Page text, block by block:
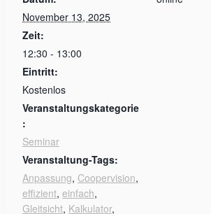
November 13, 2025
Zeit:
12:30 - 13:00
Eintritt:
Kostenlos
Veranstaltungskategorie
:
Seminar
Veranstaltung-Tags:
Anpassung, Coopervision,
effizient, einfach,
Gleitsicht, Kalkulator,